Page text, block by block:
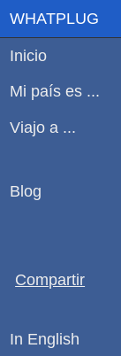
WHATPLUG
Inicio
Mi país es ...
Viajo a ...
Blog
Compartir
In English